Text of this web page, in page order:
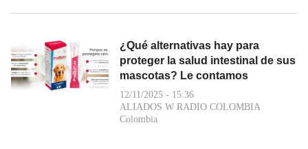
¿Qué alternativas hay para
proteger la salud intestinal de sus
mascotas? Le contamos
12/11/2025 - 15:36
ALIADOS W RADIO COLOMBIA
Colombia